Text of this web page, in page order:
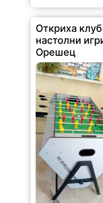
Откриха клуб
настолни
Орешец